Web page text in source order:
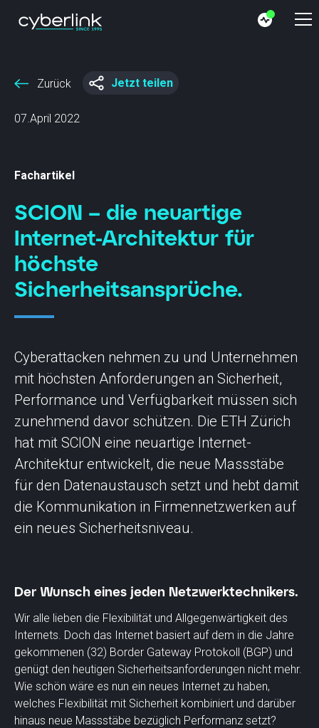
Zurück Jetzt teilen
07.April 2022
Fachartikel
SCION – die neuartige
Internet-Architektur für
höchste
Sicherheitsansprüche.
Cyberattacken nehmen zu und Unternehmen
mit höchsten Anforderungen an Sicherheit,
Performance und Verfügbarkeit müssen sich
zunehmend davor schützen. Die ETH Zürich
hat mit SCION eine neuartige Internet-
Architektur entwickelt, die neue Massstäbe
für den Datenaustausch setzt und hebt damit
die Kommunikation in Firmennetzwerken auf
ein neues Sicherheitsniveau.
Der Wunsch eines jeden Netzwerktechnikers.
Wir alle lieben die Flexibilität und Allgegenwärtigkeit des
Internets. Doch das Internet basiert auf dem in die Jahre
gekommenen (32) Border Gateway Protokoll (BGP) und
genügt den heutigen Sicherheitsanforderungen nicht mehr.
Wie schön wäre es nun ein neues Internet zu haben,
welches Flexibilität mit Sicherheit kombiniert und darüber
hinaus neue Massstäbe bezüglich Performanz setzt?